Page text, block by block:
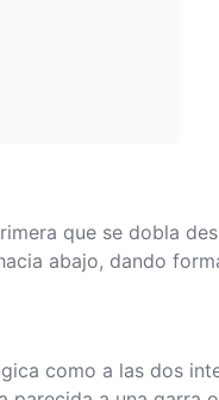
que se dobla
abajo, dando
como a las dos